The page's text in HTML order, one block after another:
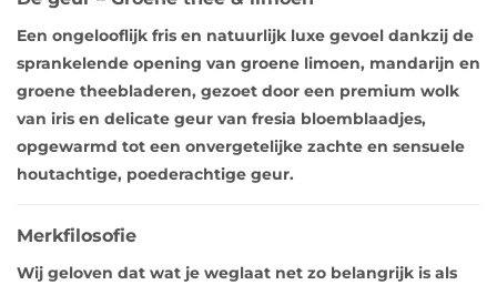
Een ongelooflijk fris en natuurlijk luxe gevoel dankzij de
sprankelende opening van groene limoen, mandarijn en
groene theebladeren, gezoet door een premium wolk
van iris en delicate geur van fresia bloemblaadjes,
opgewarmd tot een onvergetelijke zachte en sensuele
houtachtige, poederachtige geur.
Merkfilosofie
Wij geloven dat wat je weglaat net zo belangrijk is als